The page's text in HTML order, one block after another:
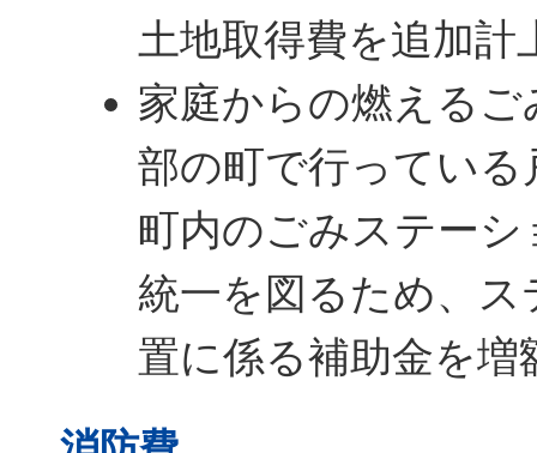
土地取得費を追加計
家庭からの燃える
部の町で行っている
町内のごみステー
統一を図るため、
置に係る補助金を増